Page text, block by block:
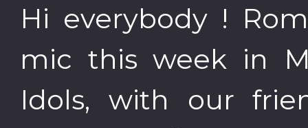
Hi everybody !
mic this week in
Idols, with our